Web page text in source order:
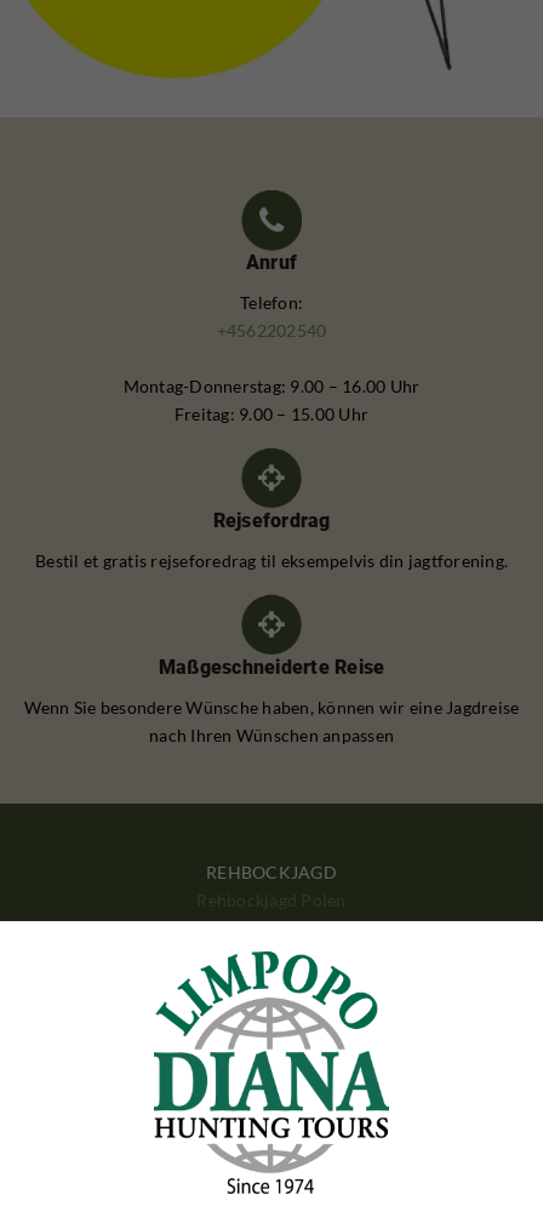
Anruf
Telefon:
+4562202540
Montag-Donnerstag: 9.00 – 16.00 Uhr
Freitag: 9.00 – 15.00 Uhr
Rejsefordrag
Bestil et gratis rejseforedrag til eksempelvis din jagtforening.
Maßgeschneiderte Reise
Wenn Sie besondere Wünsche haben, können wir eine Jagdreise
nach Ihren Wünschen anpassen
REHBOCKJAGD
Rehbockjagd Rumänien
Rehbockjagd Frankreich
Rehbockjagd Schottland
Rehbockjagd Bulgarien
SCHWARZWILDJAGD
Schwarzwildjagd Polen
Schwarzwildjagd Ungarn
Schwarzwildjagd Kroatien
Schwarzwildjagd Türkei